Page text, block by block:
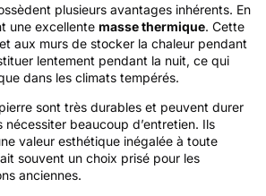
plusieurs avantages inhérents. En
une excellente masse thermique. Cette
aux murs de stocker la chaleur pendant
lentement pendant la nuit, ce qui
dans les climats tempérés.
sont très durables et peuvent durer
nécessiter beaucoup d’entretien. Ils
valeur esthétique inégalée à toute
souvent un choix prisé pour les
anciennes.